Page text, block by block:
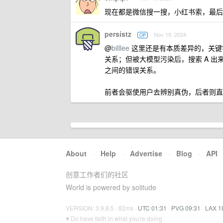
现在都是微信搜一搜，小红书索，最
persistz OP Nov 19, 2024
@billlee 这里还是有本质差异的，关
关系；但被大模型污染后，搜索 A 出
之间的错误关系。
前者会驱使用户去辨别真伪，后者则
About · Help · Advertise · Blog · API
创意工作者们的社区
World is powered by solitude
VERSION: 3.9.8.5 · 82ms · UTC 01:31 · PVG 09:31 · LAX
♥ Do have faith in what you're doing.